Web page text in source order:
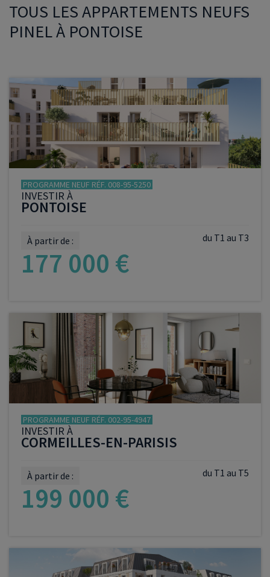
TOUS LES APPARTEMENTS NEUFS
PINEL À PONTOISE
PROGRAMME NEUF RÉF. 008-95-5250
INVESTIR À
PONTOISE
du T1 au T3
À partir de :
177 000 €
VOIR LE PROGRAMME
PROGRAMME NEUF RÉF. 002-95-4947
INVESTIR À
CORMEILLES-EN-PARISIS
du T1 au T5
À partir de :
199 000 €
VOIR LE PROGRAMME